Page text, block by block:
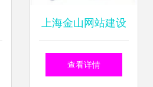
上海金山网站建设
专业设计与维护助
查看详情